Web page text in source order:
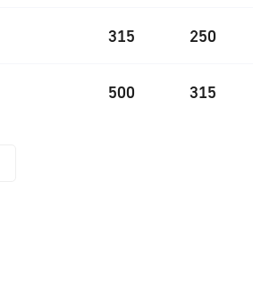
315 250
500 315